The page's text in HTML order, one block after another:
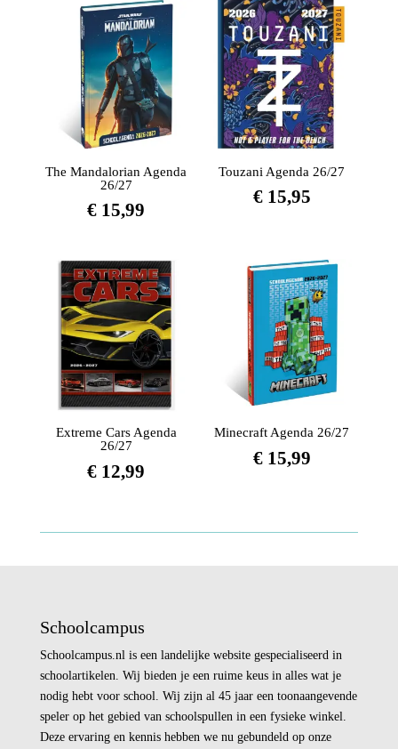
The Mandalorian Agenda
26/27
€ 15,99
Touzani Agenda 26/27
€15,95
Extreme Cars Agenda
26/27
€ 12,99
Minecraft Agenda 26/27
€15,99
Schoolcampus
Schoolcampus.nl is een landelijke website gespecialiseerd in
schoolartikelen. Wij bieden je een ruime keus in alles wat je
nodig hebt voor school. Wij zijn al 45 jaar een toonaangevende
speler op het gebied van schoolspullen in een fysieke winkel.
Deze ervaring en kennis hebben we nu gebundeld op onze